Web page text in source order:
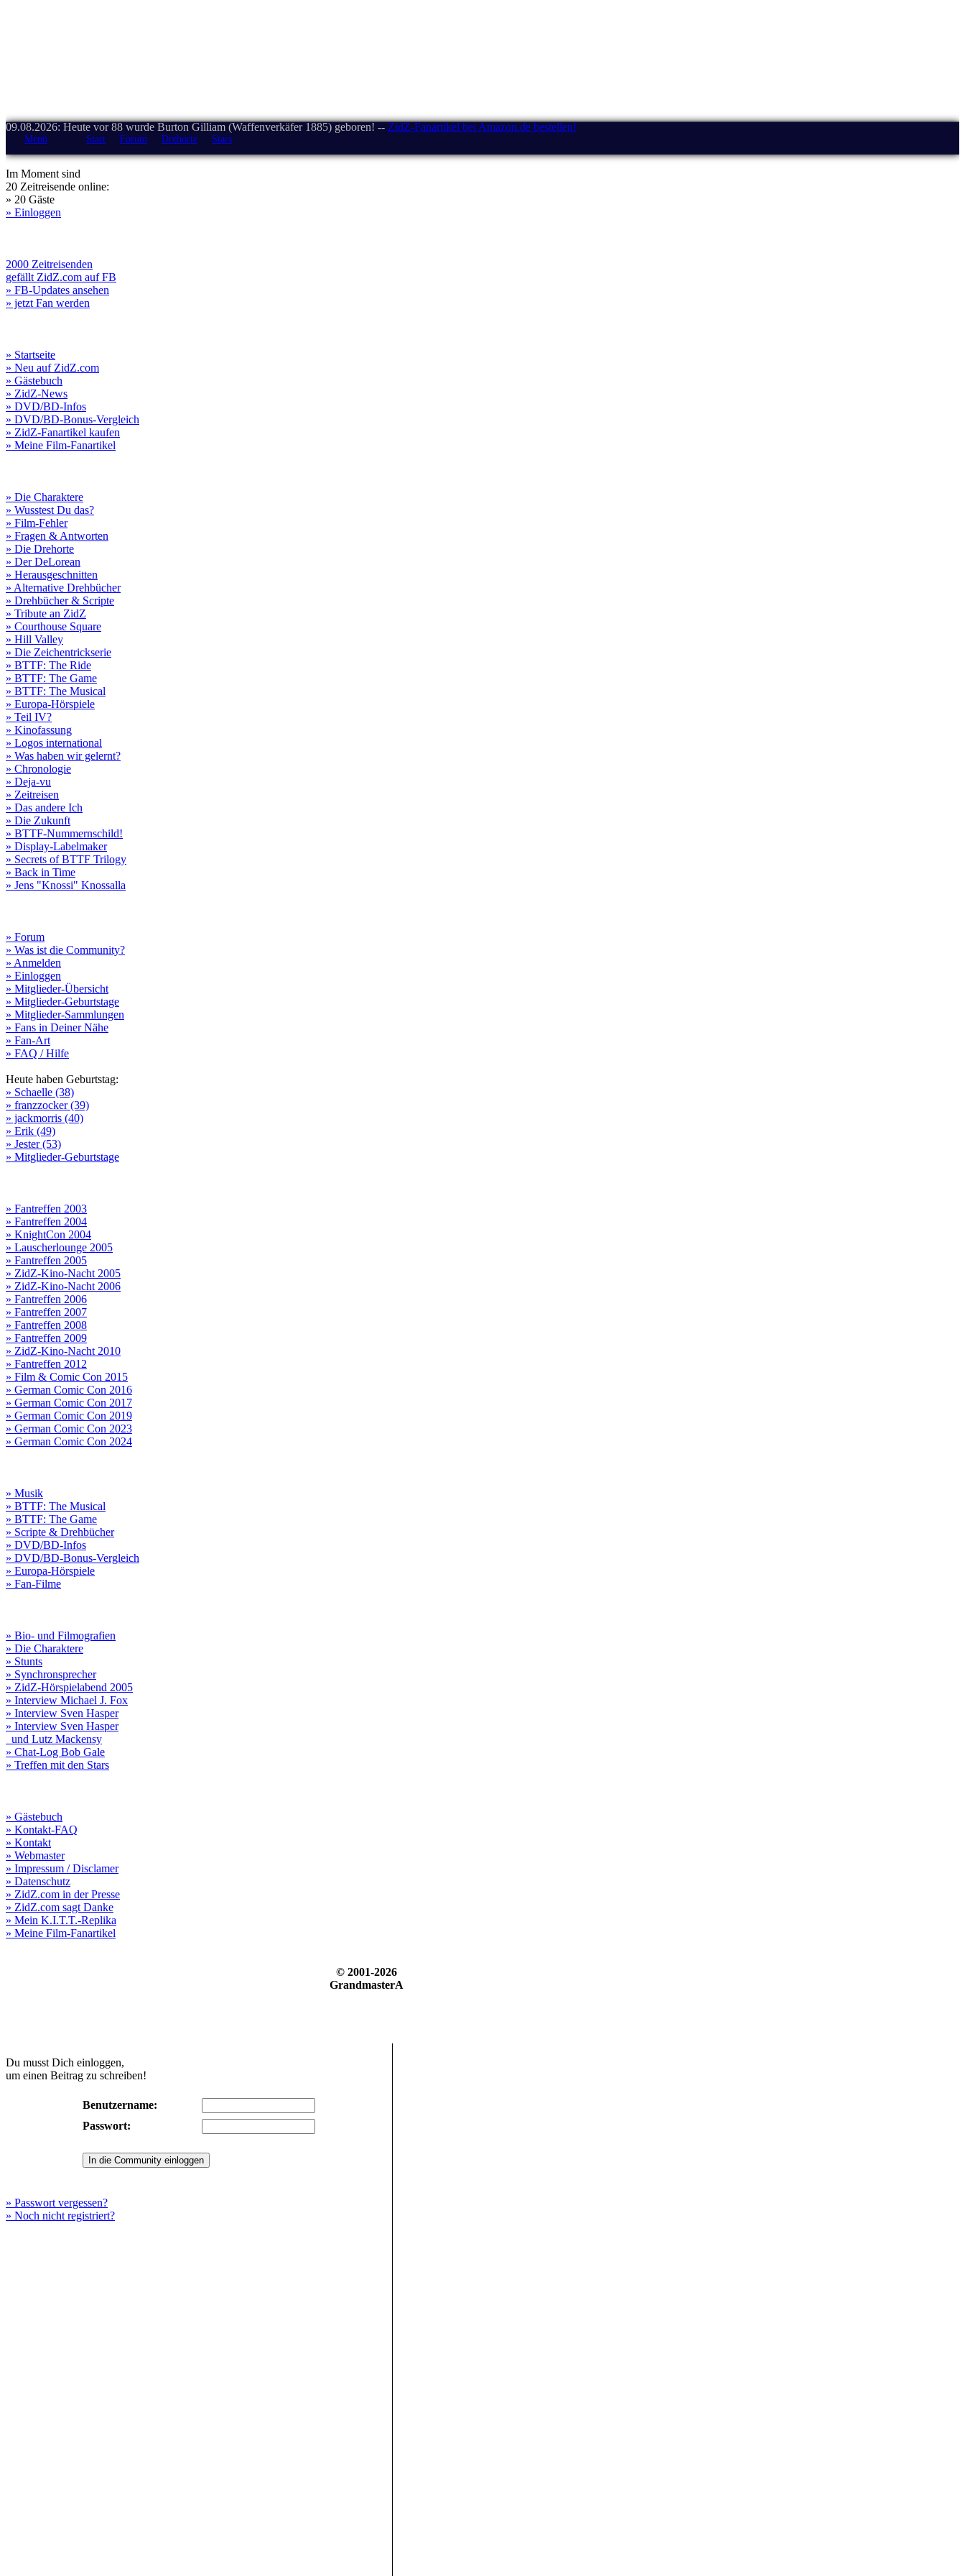
09.08.2026: Heute vor 88 wurde Burton Gilliam (Waffenverkäfer 1885) geboren! -- ZidZ-Fanartikel bei Amazon.de bestellen!
Menü Start Forum Drehorte Stars
Im Moment sind
20 Zeitreisende online:
» 20 Gäste
» Einloggen
2000 Zeitreisenden
gefällt ZidZ.com auf FB
» FB-Updates ansehen
» jetzt Fan werden
» Startseite
» Neu auf ZidZ.com
» Gästebuch
» ZidZ-News
» DVD/BD-Infos
» DVD/BD-Bonus-Vergleich
» ZidZ-Fanartikel kaufen
» Meine Film-Fanartikel
» Die Charaktere
» Wusstest Du das?
» Film-Fehler
» Fragen & Antworten
» Die Drehorte
» Der DeLorean
» Herausgeschnitten
» Alternative Drehbücher
» Drehbücher & Scripte
» Tribute an ZidZ
» Courthouse Square
» Hill Valley
» Die Zeichentrickserie
» BTTF: The Ride
» BTTF: The Game
» BTTF: The Musical
» Europa-Hörspiele
» Teil IV?
» Kinofassung
» Logos international
» Was haben wir gelernt?
» Chronologie
» Deja-vu
» Zeitreisen
» Das andere Ich
» Die Zukunft
» BTTF-Nummernschild!
» Display-Labelmaker
» Secrets of BTTF Trilogy
» Back in Time
» Jens "Knossi" Knossalla
» Forum
» Was ist die Community?
» Anmelden
» Einloggen
» Mitglieder-Übersicht
» Mitglieder-Geburtstage
» Mitglieder-Sammlungen
» Fans in Deiner Nähe
» Fan-Art
» FAQ / Hilfe
Heute haben Geburtstag:
» Schaelle (38)
» franzzocker (39)
» jackmorris (40)
» Erik (49)
» Jester (53)
» Mitglieder-Geburtstage
» Fantreffen 2003
» Fantreffen 2004
» KnightCon 2004
» Lauscherlounge 2005
» Fantreffen 2005
» ZidZ-Kino-Nacht 2005
» ZidZ-Kino-Nacht 2006
» Fantreffen 2006
» Fantreffen 2007
» Fantreffen 2008
» Fantreffen 2009
» ZidZ-Kino-Nacht 2010
» Fantreffen 2012
» Film & Comic Con 2015
» German Comic Con 2016
» German Comic Con 2017
» German Comic Con 2019
» German Comic Con 2023
» German Comic Con 2024
» Musik
» BTTF: The Musical
» BTTF: The Game
» Scripte & Drehbücher
» DVD/BD-Infos
» DVD/BD-Bonus-Vergleich
» Europa-Hörspiele
» Fan-Filme
» Bio- und Filmografien
» Die Charaktere
» Stunts
» Synchronsprecher
» ZidZ-Hörspielabend 2005
» Interview Michael J. Fox
» Interview Sven Hasper
» Interview Sven Hasper
und Lutz Mackensy
» Chat-Log Bob Gale
» Treffen mit den Stars
» Gästebuch
» Kontakt-FAQ
» Kontakt
» Webmaster
» Impressum / Disclamer
» Datenschutz
» ZidZ.com in der Presse
» ZidZ.com sagt Danke
» Mein K.I.T.T.-Replika
» Meine Film-Fanartikel
© 2001-2026
GrandmasterA
Du musst Dich einloggen,
um einen Beitrag zu schreiben!
Benutzername:
Passwort:
» Passwort vergessen?
» Noch nicht registriert?